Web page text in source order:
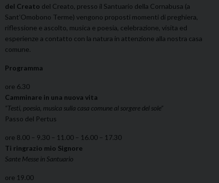
del Creato del Creato, presso il Santuario della Cornabusa (a
Sant’Omobono Terme) vengono proposti momenti di preghiera,
riflessione e ascolto, musica e poesia, celebrazione, visita ed
esperienze a contatto con la natura in attenzione alla nostra casa
comune.
Programma
ore 6.30
Camminare in una nuova vita
“Testi, poesia, musica sulla casa comune al sorgere del sole”
Passo del Pertus
ore 8.00 – 9.30 – 11.00 – 16.00 – 17.30
Ti ringrazio mio Signore
Sante Messe in Santuario
ore 19.00